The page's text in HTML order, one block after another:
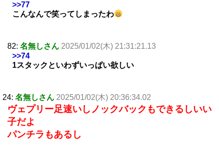
>>77
こんなんで笑ってしまったわ
82: 名無しさん 2025/01/02(木) 21:31:21.13
>>74
1スタックといわずいっぱい欲しい
24: 名無しさん 2025/01/02(木) 20:36:34.02
ヴェプリー足速いしノックバックもできるしいい
子だよ
パンチラもあるし